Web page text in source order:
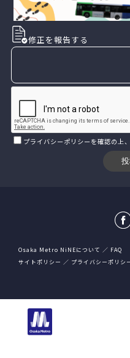
修正を報告する
プライバシーポリシーを確認の上
Osaka Metro NiNEについて
FAQ
サイトポリシー
プライバシーポリシ